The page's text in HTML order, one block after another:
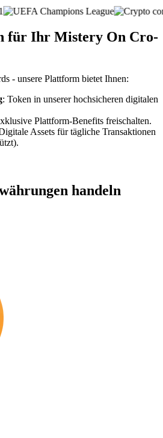
für Ihr Mistery On Cro-
- unsere Plattform bietet Ihnen:
: Token in unserer hochsicheren digitalen
Plattform-Benefits freischalten.
Assets für tägliche Transaktionen
handeln